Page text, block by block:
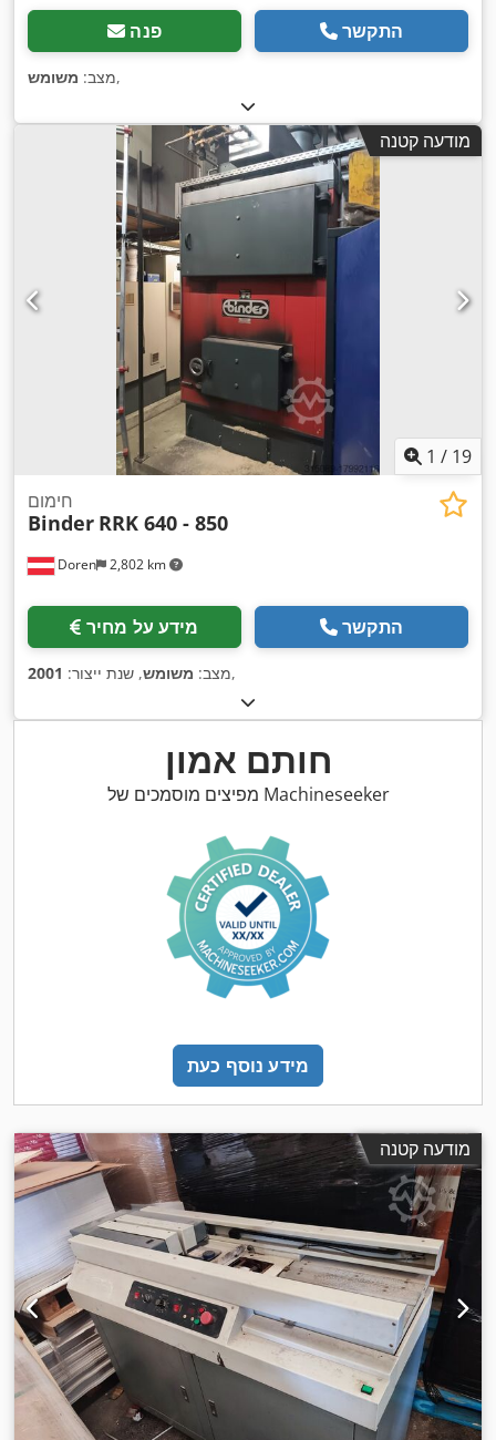
פנה התקשר
מצב: משומש ,
מודעה קטנה
1 / 19
Doren 2,802 km
חימום
Binder RRK 640 - 850
מידע על מחיר התקשר
מצב: משומש, שנת ייצור: 2001 ,
חותם אמון
מפיצים מוסמכים של Machineseeker
מידע נוסף כעת
מודעה קטנה